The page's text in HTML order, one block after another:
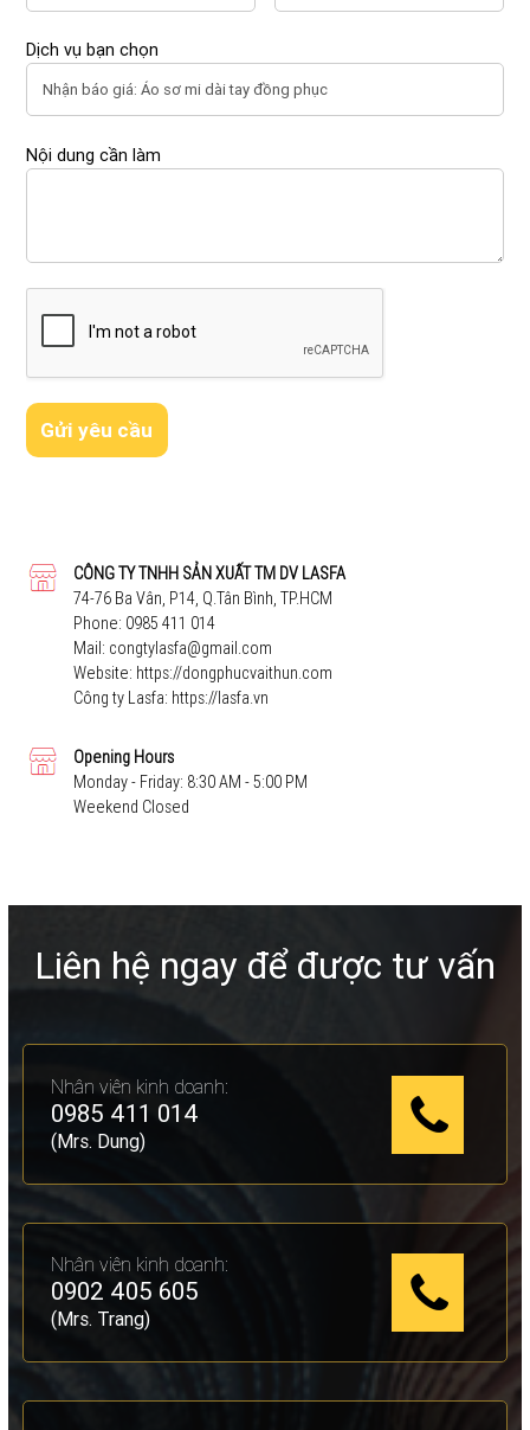
Dịch vụ bạn chọn
Nội dung cần làm
CÔNG TY TNHH SẢN XUẤT TM DV LASFA
74-76 Ba Vân, P14, Q.Tân Bình, TP.HCM
Phone: 0985 411 014
Mail: congtylasfa@gmail.com
Website: https://dongphucvaithun.com
Công ty Lasfa: https://lasfa.vn
Opening Hours
Monday - Friday: 8:30 AM - 5:00 PM
Weekend Closed
Liên hệ ngay để được tư vấn
Nhân viên kinh doanh:
0985 411 014
(Mrs. Dung)
Nhân viên kinh doanh:
0902 405 605
(Mrs. Trang)